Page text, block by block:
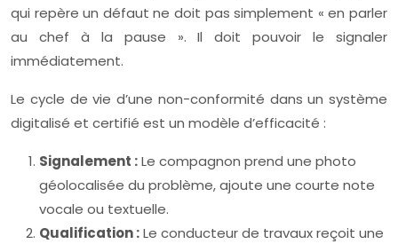
qui repère un défaut ne doit pas simplement « en parler
au chef à la pause ». Il doit pouvoir le signaler
immédiatement.
Le cycle de vie d’une non-conformité dans un système
digitalisé et certifié est un modèle d’efficacité :
Signalement :Le compagnon prend une photo
géolocalisée du problème, ajoute une courte note
vocale ou textuelle.
Qualification :Le conducteur de travaux reçoit une